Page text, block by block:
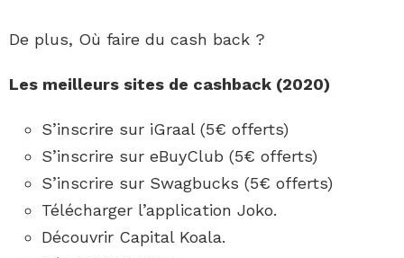
De plus, Où faire du cash back ?
Les meilleurs sites de cashback (2020)
S’inscrire sur iGraal (5€ offerts)
S’inscrire sur eBuyClub (5€ offerts)
S’inscrire sur Swagbucks (5€ offerts)
Télécharger l’application Joko.
Découvrir Capital Koala.